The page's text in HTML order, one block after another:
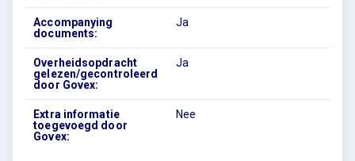
Accompanying
documents:
Ja
Overheidsopdracht
gelezen/gecontroleerd
door Govex:
Ja
Extra informatie
toegevoegd door
Govex:
Nee